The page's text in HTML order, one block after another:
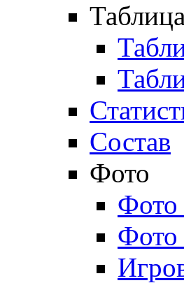
Состав
Фото
Фото
Фото